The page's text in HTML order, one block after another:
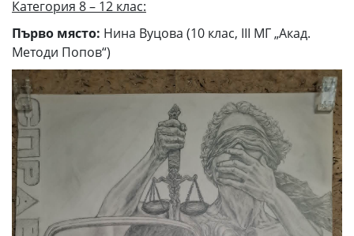
Категория 8 – 12 клас:
Първо място: Нина Вуцова (10 клас, III МГ „Акад.
Методи Попов“)